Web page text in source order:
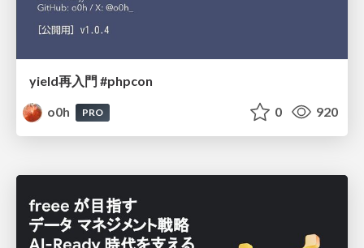
yield再入門 #phpcon
o0h
PRO 0 920